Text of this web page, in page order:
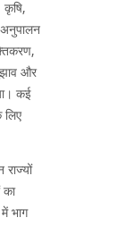
कृषि,
अनुपालन
और
कई
लिए
राज्यों
का
भाग